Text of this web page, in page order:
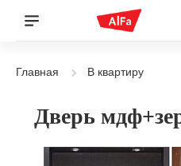
Главная В квартиру
Дверь